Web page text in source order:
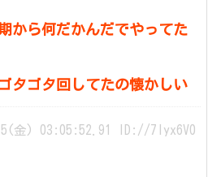
から何だかんだでやってた
タゴタ回してたの懐かしい
金) 03:05:52.91 ID://7Iyx6V0